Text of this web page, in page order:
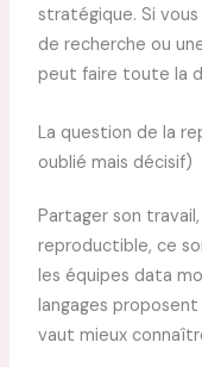
stratégique. Si
de recherche ou
peut faire toute la
La question de la
oublié mais décisif)
Partager son
reproductible, ce
les équipes data
langages
vaut mieux